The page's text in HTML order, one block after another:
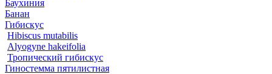
Баухиния
Банан
Гибискус
Hibiscus mutabilis
Alyogyne hakeifolia
Тропический гибискус
Гиностемма пятилистная